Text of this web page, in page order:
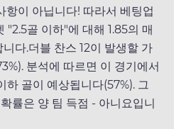
항이 아닙니다! 따라서 베팅업
"2.5골 이하"에 대해 1.85의 매
다.더블 찬스 12이 발생할 가
분석에 따르면 이 경기에서
하 골이 예상됩니다(57%). 그
률은 양 팀 득점 - 아니요입니